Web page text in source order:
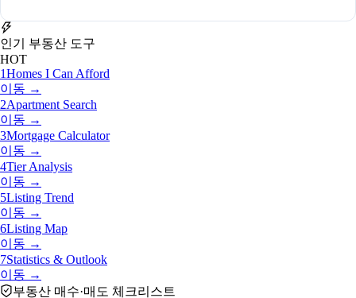
인기 부동산 도구
HOT
1Homes I Can Afford
이동 →
2Apartment Search
이동 →
3Mortgage Calculator
이동 →
4Tier Analysis
이동 →
5Listing Trend
이동 →
6Listing Map
이동 →
7Statistics & Outlook
이동 →
부동산 매수·매도 체크리스트